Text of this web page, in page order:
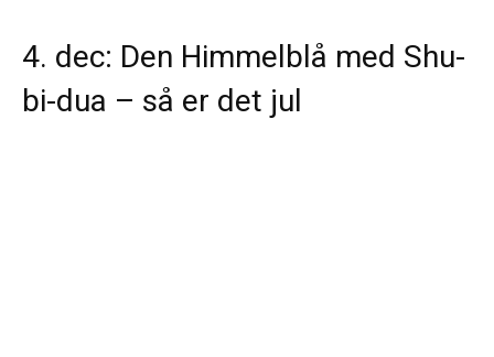
4. dec: Den Himmelblå med Shu-
bi-dua – så er det jul